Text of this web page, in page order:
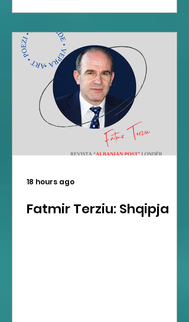
Fatmir Terziu: Shqipja
18 hours ago